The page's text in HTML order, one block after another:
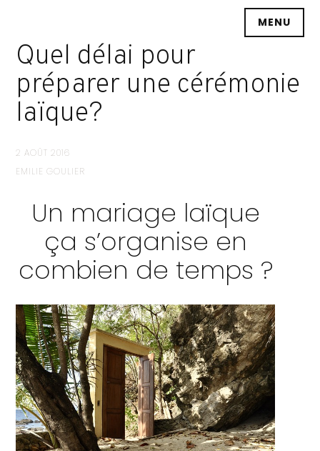
principal
MENU
Quel délai pour
préparer une cérémonie
laïque?
2 AOÛT 2016
EMILIE GOULIER
Un mariage laïque
ça s’organise en
combien de temps ?